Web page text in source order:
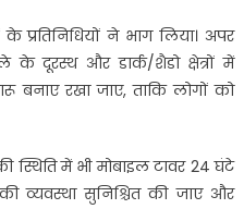
चयन
जारी….
प्रतिनिधियों ने भाग लिया। अपर
के दूरस्थ और डार्क/शैडो क्षेत्रों में
बनाए रखा जाए, ताकि लोगों को
स्थिति में भी मोबाइल टावर 24 घंटे
व्यवस्था सुनिश्चित की जाए और